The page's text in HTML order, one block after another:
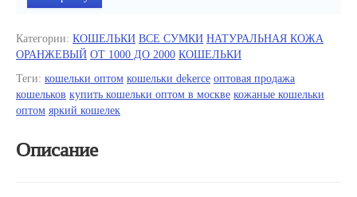
Категории: КОШЕЛЬКИ ВСЕ СУМКИ НАТУРАЛЬНАЯ КОЖА
ОРАНЖЕВЫЙ ОТ 1000 ДО 2000 КОШЕЛЬКИ
Теги: кошельки оптом кошельки dekerce оптовая продажа
кошельков купить кошельки оптом в москве кожаные кошельки
оптом яркий кошелек
Описание